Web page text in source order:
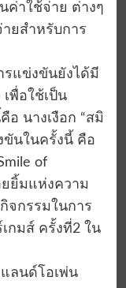
ค่าใช้จ่าย ต่างๆ
ยสำหรับการ
แข่งขันยังได้มี
พื่อใช้เป็น
นางเงือก “สมิ
ขันในครั้งนี้ คือ
of
ยยิ้มแห่งความ
จกรรมในการ
กมส์ ครั้งที่2 ใน
ลนด์โอเพ่น